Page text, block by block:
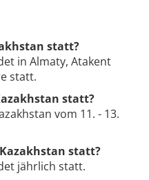
statt?
in Almaty, Atakent
statt.
statt?
vom 11. - 13.
statt?
jährlich statt.